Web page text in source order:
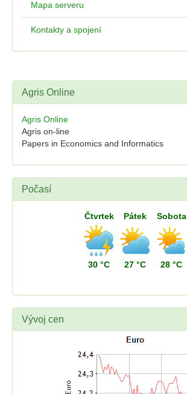
Mapa serveru
Kontakty a spojení
Agris Online
Agris Online
Agris on-line
Papers in Economics and Informatics
Počasí
Čtvrtek
30 °C
Pátek
27 °C
Sobota
28 °C
Vývoj cen